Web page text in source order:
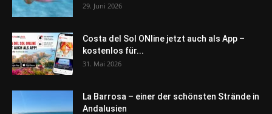
29. Juni 2026
Costa del Sol ONline jetzt auch als App –
kostenlos für...
31. Mai 2026
La Barrosa – einer der schönsten Strände in
Andalusien